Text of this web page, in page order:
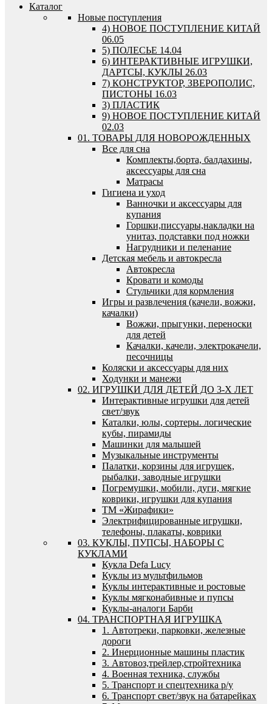
Каталог
Новые поступления
4) НОВОЕ ПОСТУПЛЕНИЕ КИТАЙ
06.05
5) ПОЛЕСЬЕ 14.04
6) ИНТЕРАКТИВНЫЕ ИГРУШКИ,
ДАРТСЫ, КУКЛЫ 26.03
7) КОНСТРУКТОР, ЗВЕРОПОЛИС,
ПИСТОНЫ 16.03
3) ПЛАСТИК
9) НОВОЕ ПОСТУПЛЕНИЕ КИТАЙ
02.03
01. ТОВАРЫ ДЛЯ НОВОРОЖДЕННЫХ
Все для сна
Комплекты,борта, балдахины,
аксессуары для сна
Матрасы
Гигиена и уход
Ванночки и аксессуары для
купания
Горшки,писсуары,накладки на
унитаз, подставки под ножки
Нагрудники и пеленание
Детская мебель и автокресла
Автокресла
Кровати и комоды
Стульчики для кормления
Игры и развлечения (качели, вожжи,
качалки)
Вожжи, прыгунки, переноски
для детей
Качалки, качели, электрокачели,
песочницы
Коляски и аксессуары для них
Ходунки и манежи
02. ИГРУШКИ ДЛЯ ДЕТЕЙ ДО 3-Х ЛЕТ
Интерактивные игрушки для детей
свет/звук
Каталки, юлы, сортеры. логические
кубы, пирамиды
Машинки для малышей
Музыкальные инструменты
Палатки, корзины для игрушек,
рыбалки, заводные игрушки
Погремушки, мобили, дуги, мягкие
коврики, игрушки для купания
ТМ «Жирафики»
Электрифицированные игрушки,
телефоны, плакаты, коврики
03. КУКЛЫ, ПУПСЫ, НАБОРЫ С
КУКЛАМИ
Кукла Defa Lucy
Куклы из мультфильмов
Куклы интерактивные и ростовые
Куклы мягконабивные и пупсы
Куклы-аналоги Барби
04. ТРАНСПОРТНАЯ ИГРУШКА
1. Автотреки, парковки, железные
дороги
2. Инерционные машины пластик
3. Автовоз,трейлер,стройтехника
4. Военная техника, службы
5. Транспорт и спецтехника р/у
6. Транспорт свет/звук на батарейках